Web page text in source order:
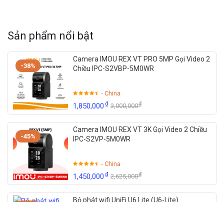
Sản phẩm nổi bật
-38%
Camera IMOU REX VT PRO 5MP Gọi Video 2
Chiều IPC-S2VBP-5M0WR
- China
1,850,000₫ 3,000,000₫
-45%
Camera IMOU REX VT 3K Gọi Video 2 Chiều
IPC-S2VP-5M0WR
- China
1,450,000₫ 2,625,000₫
Bộ phát wifi UniFi U6 Lite (U6-Lite)